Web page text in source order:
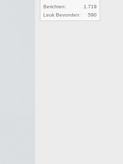
Berichten:
1.719
Leuk Bevonden:
590